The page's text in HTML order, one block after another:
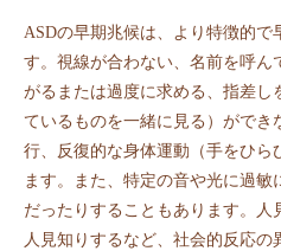
ASDの早期兆候は、より特徴的で
す。視線が合わない、名前を呼ん
がるまたは過度に求める、指差し
ているものを一緒に見る）ができ
行、反復的な身体運動（手をひら
ます。また、特定の音や光に過
だったりすることもあります。人
人見知りするなど、社会的反応の